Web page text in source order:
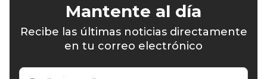
Mantente al día
Recibe las últimas noticias directamente
en tu correo electrónico
Escribe